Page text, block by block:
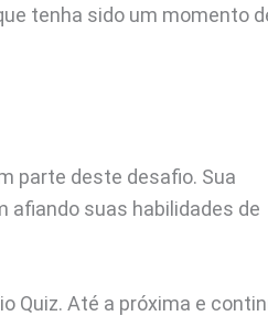
tenha sido um momento
parte deste desafio. Sua
afiando suas habilidades de
Quiz. Até a próxima e